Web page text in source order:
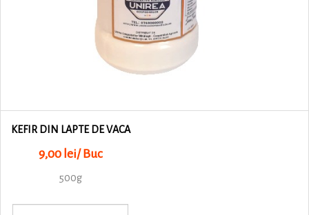
KEFIR DIN LAPTE DE VACA
9,00 lei/ Buc
500g